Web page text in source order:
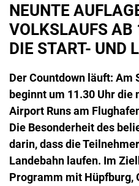
NEUNTE
VOLKSLAUFS AB
DIE START- UND
Der Countdown läuft: Am
beginnt um 11.30 Uhr die
Airport Runs am
Die Besonderheit des
darin, dass die
Landebahn laufen. Im
Programm mit Hüpfburg,